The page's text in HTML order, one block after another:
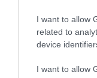
I want to allow
related to
device
I want to allow